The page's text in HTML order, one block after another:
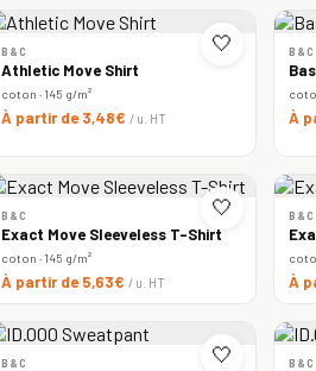
🤍
B&C
Athletic Move Shirt
coton · 145 g/m²
À partir de 3,48€ / u. HT
B&C
À
🤍
B&C
Exact Move Sleeveless T-Shirt
coton · 145 g/m²
À partir de 5,63€ / u. HT
B&C
À
🤍
B&C B&C